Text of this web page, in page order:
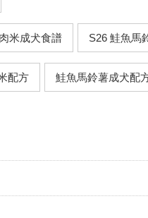
米成犬食譜 S26 鮭魚馬
配方 鮭魚馬鈴薯成犬配